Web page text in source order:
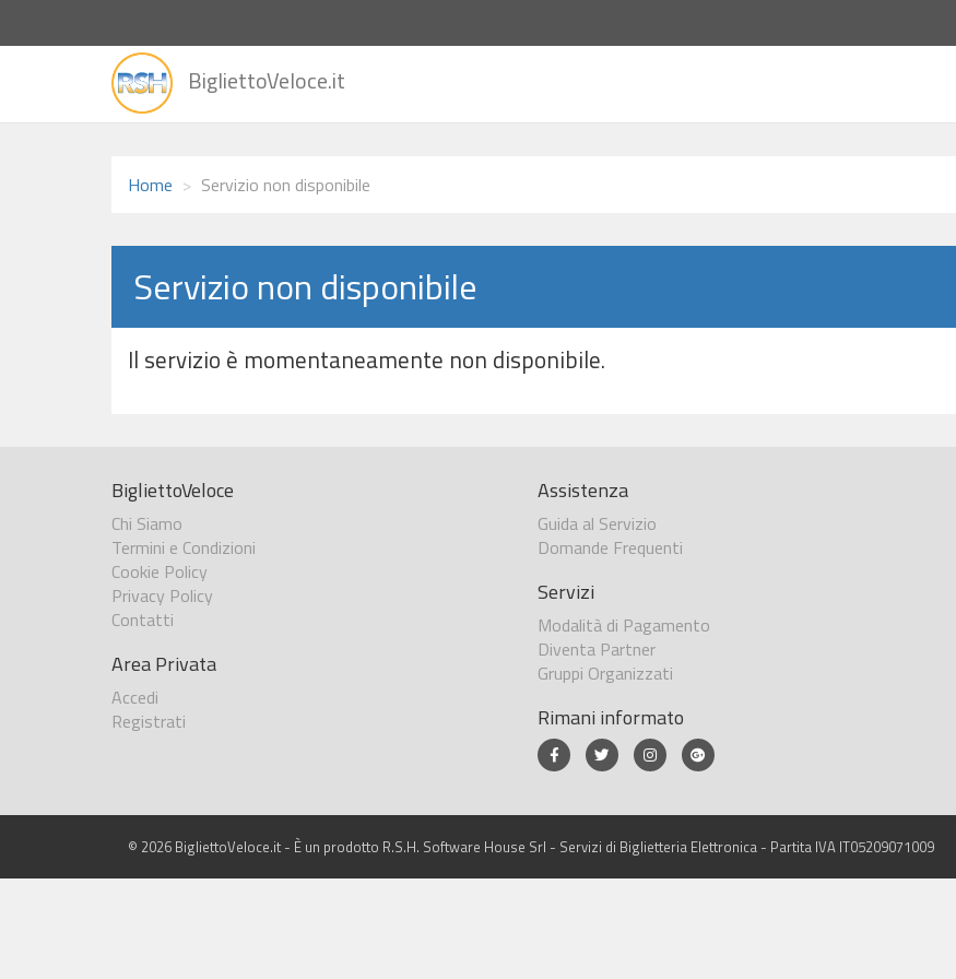
alla
BigliettoVeloce.it
Home Servizio non disponibile
Servizio non disponibile
Il servizio è momentaneamente non disponibile.
BigliettoVeloce
Chi Siamo
Termini e Condizioni
Cookie Policy
Privacy Policy
Contatti
Area Privata
Accedi
Registrati
Assistenza
Guida al Servizio
Domande Frequenti
Servizi
Modalità di Pagamento
Diventa Partner
Gruppi Organizzati
Rimani informato
© 2026 BigliettoVeloce.it - È un prodotto R.S.H. Software House Srl - Servizi di Biglietteria Elettronica - Partita IVA IT05209071009